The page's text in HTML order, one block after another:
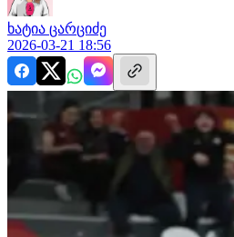
ხატია ცარციძე
2026-03-21 18:56